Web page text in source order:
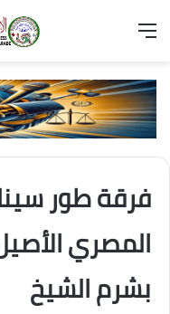
القائمة
فرقة طور
المصري
بشرم الشيخ